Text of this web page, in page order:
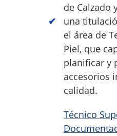
de Calzado
una
el área de
Piel, que
planificar y
accesorios
calidad.
Técnico